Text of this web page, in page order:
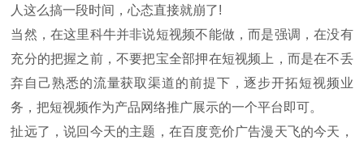
人这么搞一段时间，心态直接就崩了!
当然，在这里科牛并非说短视频不能做，而是强调，在没有
充分的把握之前，不要把宝全部押在短视频上，而是在不丢
弃自己熟悉的流量获取渠道的前提下，逐步开拓短视频业
务，把短视频作为产品网络推广展示的一个平台即可。
扯远了，说回今天的主题，在百度竞价广告漫天飞的今天，